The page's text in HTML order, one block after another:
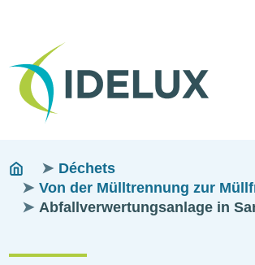
Fils
d'ariane
You
are
here:
Déchets
Von der Mülltrennung zur
Abfallverwertungsanlage in